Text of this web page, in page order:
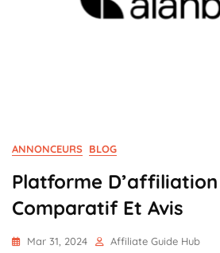
ANNONCEURS BLOG
Platforme
Comparatif Et Avis
Mar 31, 2024 Affiliate Guide Hub